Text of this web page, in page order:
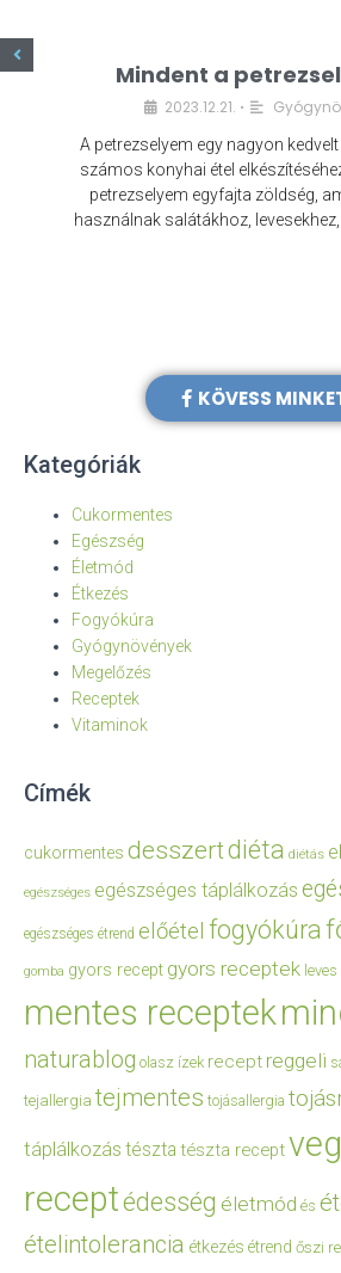
Mindent a
2023.12.21. •
A petrezselyem egy nagyon
számos konyhai étel
petrezselyem egyfajta zöldség,
használnak salátákhoz,
KÖVESS
Kategóriák
Cukormentes
Egészség
Életmód
Étkezés
Fogyókúra
Gyógynövények
Megelőzés
Receptek
Vitaminok
Címék
cukormentes desszertdiéta diétás
egészséges egészséges táplálkozás
egészséges étrend előétel fogyókúra
gomba gyors recept gyors receptek leves
mentes receptek
naturablog olasz ízek recept reggeli
tejallergia tejmentes tojásallergia
táplálkozás tészta tészta recept
receptédesség életmód és
ételintolerancia étkezés étrend őszi